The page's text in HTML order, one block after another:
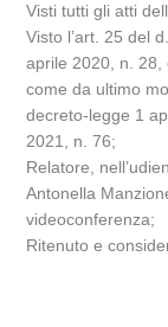
Visti tutti gli atti
Visto l’art. 25 del
aprile 2020, n. 28,
come da ultimo
decreto-legge 1
2021, n. 76;
Relatore,
Antonella
videoconferenza;
Ritenuto e